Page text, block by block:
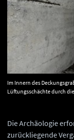
Im Innern des
Lüftungsschächte durch
Die Archäologie
zurückliegende